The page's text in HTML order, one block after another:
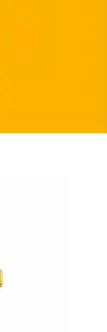
- Kreuzkette mit